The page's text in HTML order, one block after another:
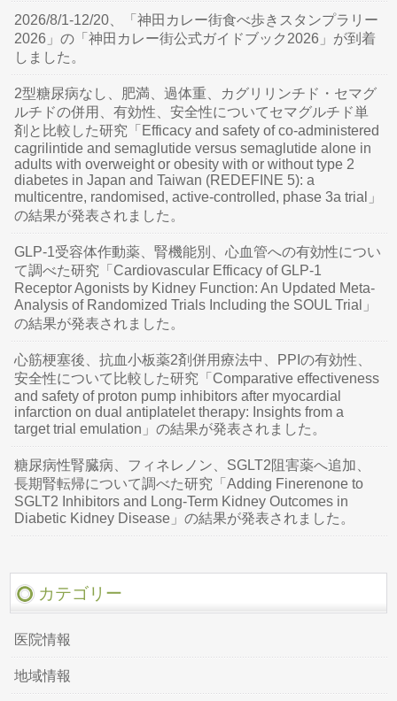
2026/8/1-12/20、「神田カレー街食べ歩きスタンプラリー
2026」の「神田カレー街公式ガイドブック2026」が到着
しました。
2型糖尿病なし、肥満、過体重、カグリリンチド・セマグ
ルチドの併用、有効性、安全性についてセマグルチド単
剤と比較した研究「Efficacy and safety of co-administered
cagrilintide and semaglutide versus semaglutide alone in
adults with overweight or obesity with or without type 2
diabetes in Japan and Taiwan (REDEFINE 5): a
multicentre, randomised, active-controlled, phase 3a trial」
の結果が発表されました。
GLP-1受容体作動薬、腎機能別、心血管への有効性につい
て調べた研究「Cardiovascular Efficacy of GLP-1
Receptor Agonists by Kidney Function: An Updated Meta-
Analysis of Randomized Trials Including the SOUL Trial」
の結果が発表されました。
心筋梗塞後、抗血小板薬2剤併用療法中、PPIの有効性、
安全性について比較した研究「Comparative effectiveness
and safety of proton pump inhibitors after myocardial
infarction on dual antiplatelet therapy: Insights from a
target trial emulation」の結果が発表されました。
糖尿病性腎臓病、フィネレノン、SGLT2阻害薬へ追加、
長期腎転帰について調べた研究「Adding Finerenone to
SGLT2 Inhibitors and Long-Term Kidney Outcomes in
Diabetic Kidney Disease」の結果が発表されました。
カテゴリー
医院情報
地域情報